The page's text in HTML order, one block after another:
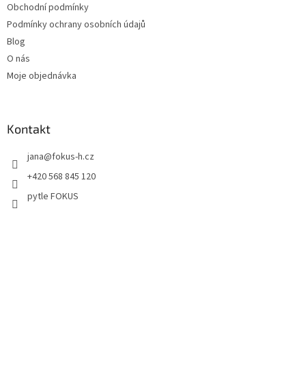
Obchodní podmínky
Podmínky ochrany osobních údajů
Blog
O nás
Moje objednávka
Kontakt
jana@fokus-h.cz
+420 568 845 120
pytle FOKUS